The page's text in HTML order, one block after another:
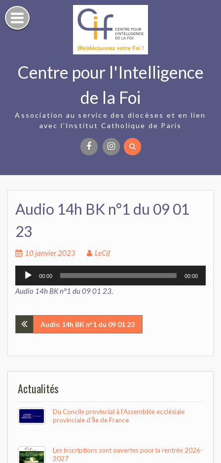
Skip
to
content
Centre pour l'Intelligence
de la Foi
Association au service des diocèses et en lien
avec l’Institut Catholique de Paris
Audio 14h BK n°1 du 09 01
23
10 janvier 2023
LeCif
Lecteur
audio
00:00 00:00
Audio 14h BK n°1 du 09 01 23.
Navigation
l’article
Audio 14h BK n°1 du 09 01 23
Actualités
Du Concile provincial à l’Assemblée ecclésiale
provinciale d’Île de France
Les inscriptions sont ouvertes pour la rentrée 2026-
2027